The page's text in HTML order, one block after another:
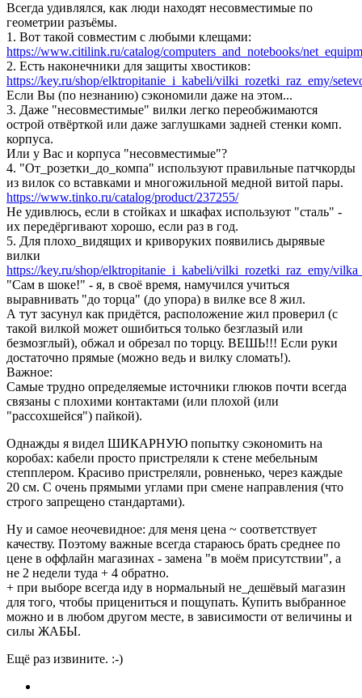
Всегда удивлялся, как люди находят несовместимые по
геометрии разъёмы.
1. Вот такой совместим с любыми клещами:
https://www.citilink.ru/catalog/computers_and_notebooks/
2. Есть наконечники для защиты хвостиков:
https://key.ru/shop/elktropitanie_i_kabeli/vilki_rozetki_raz_emy/
Если Вы (по незнанию) сэкономили даже на этом...
3. Даже "несовместимые" вилки легко переобжимаются
острой отвёрткой или даже заглушками задней стенки комп.
корпуса.
Или у Вас и корпуса "несовместимые"?
4. "От_розетки_до_компа" используют правильные патчкорды
из вилок со вставками и многожильной медной витой пары.
https://www.tinko.ru/catalog/product/237255/
Не удивлюсь, если в стойках и шкафах используют "сталь" -
их передёргивают хорошо, если раз в год.
5. Для плохо_видящих и криворуких появились дырявые
вилки
https://key.ru/shop/elktropitanie_i_kabeli/vilki_rozetki_raz_emy/
"Сам в шоке!" - я, в своё время, намучился учиться
выравнивать "до торца" (до упора) в вилке все 8 жил.
А тут засунул как придётся, расположение жил проверил (с
такой вилкой может ошибиться только безглазый или
безмозглый), обжал и обрезал по торцу. ВЕШЬ!!! Если руки
достаточно прямые (можно ведь и вилку сломать!).
Важное:
Самые трудно определяемые источники глюков почти всегда
связаны с плохими контактами (или плохой (или
"рассохшейся") пайкой).
Однажды я видел ШИКАРНУЮ попытку сэкономить на
коробах: кабели просто пристреляли к стене мебельным
степплером. Красиво пристреляли, ровненько, через каждые
20 см. С очень прямыми углами при смене направления (что
строго запрещено стандартами).
Ну и самое неочевидное: для меня цена ~ соответствует
качеству. Поэтому важные всегда стараюсь брать среднее по
цене в оффлайн магазинах - замена "в моём присутствии", а
не 2 недели туда + 4 обратно.
+ при выборе всегда иду в нормальный не_дешёвый магазин
для того, чтобы прицениться и пощупать. Купить выбранное
можно и в любом другом месте, в зависимости от величины и
силы ЖАБЫ.
Ещё раз извините. :-)